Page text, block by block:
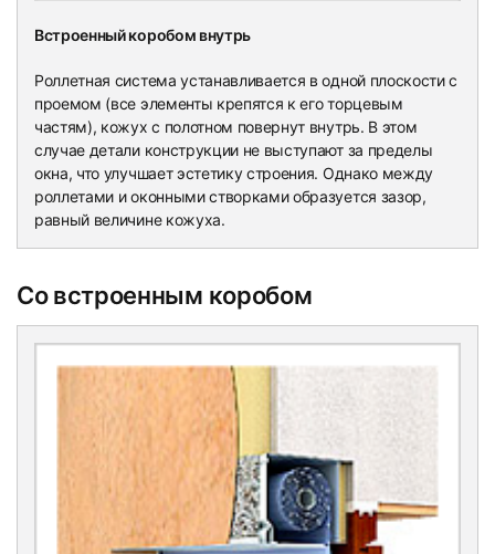
Встроенный коробом внутрь
Роллетная система устанавливается в одной плоскости с
проемом (все элементы крепятся к его торцевым
частям), кожух с полотном повернут внутрь. В этом
случае детали конструкции не выступают за пределы
окна, что улучшает эстетику строения. Однако между
роллетами и оконными створками образуется зазор,
равный величине кожуха.
Со встроенным коробом